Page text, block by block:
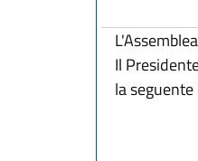
Il
la seguente